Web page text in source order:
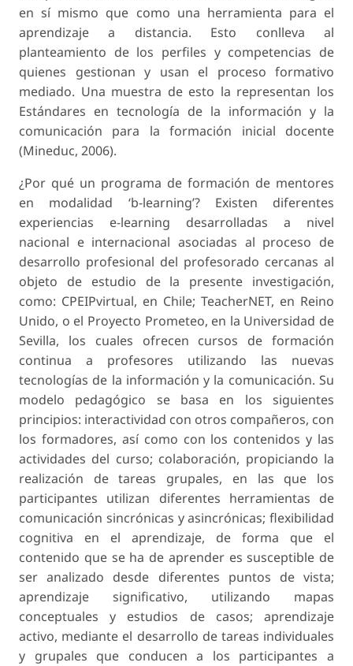
en sí mismo que como una herramienta para el
aprendizaje a distancia. Esto conlleva al
planteamiento de los perfiles y competencias de
quienes gestionan y usan el proceso formativo
mediado. Una muestra de esto la representan los
Estándares en tecnología de la información y la
comunicación para la formación inicial docente
(Mineduc, 2006).
¿Por qué un programa de formación de mentores
en modalidad ‘b-learning’? Existen diferentes
experiencias e-learning desarrolladas a nivel
nacional e internacional asociadas al proceso de
desarrollo profesional del profesorado cercanas al
objeto de estudio de la presente investigación,
como: CPEIPvirtual, en Chile; TeacherNET, en Reino
Unido, o el Proyecto Prometeo, en la Universidad de
Sevilla, los cuales ofrecen cursos de formación
continua a profesores utilizando las nuevas
tecnologías de la información y la comunicación. Su
modelo pedagógico se basa en los siguientes
principios: interactividad con otros compañeros, con
los formadores, así como con los contenidos y las
actividades del curso; colaboración, propiciando la
realización de tareas grupales, en las que los
participantes utilizan diferentes herramientas de
comunicación sincrónicas y asincrónicas; flexibilidad
cognitiva en el aprendizaje, de forma que el
contenido que se ha de aprender es susceptible de
ser analizado desde diferentes puntos de vista;
aprendizaje significativo, utilizando mapas
conceptuales y estudios de casos; aprendizaje
activo, mediante el desarrollo de tareas individuales
y grupales que conducen a los participantes a